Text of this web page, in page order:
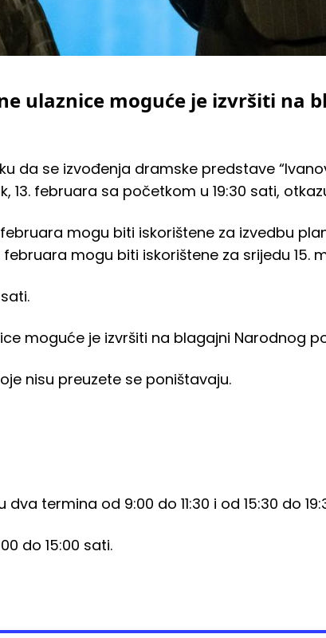
ulaznice moguće je izvršiti na
da se izvođenja dramske predstave
13. februara sa početkom u 19:30 sati,
februara mogu biti iskorištene za izvedbu
februara mogu biti iskorištene za srijedu 15.
moguće je izvršiti na blagajni Narodnog
nisu preuzete se poništavaju.
termina od 9:00 do 11:30 i od 15:30 do
do 15:00 sati.